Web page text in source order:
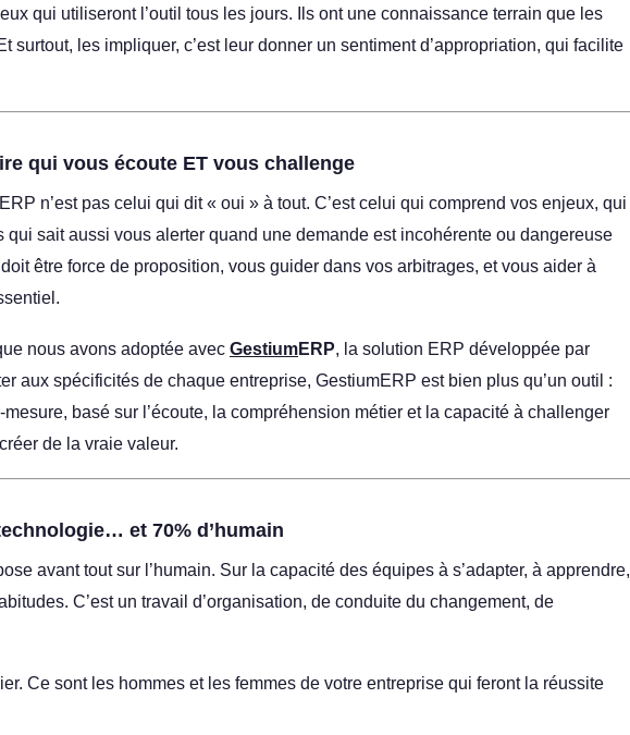
qui utiliseront l’outil tous les jours. Ils ont une connaissance terrain que les
surtout, les impliquer, c’est leur donner un sentiment d’appropriation, qui facilite
qui vous écoute ET vous challenge
n’est pas celui qui dit « oui » à tout. C’est celui qui comprend vos enjeux, qui
qui sait aussi vous alerter quand une demande est incohérente ou dangereuse
être force de proposition, vous guider dans vos arbitrages, et vous aider à
nous avons adoptée avec GestiumERP, la solution ERP développée par
aux spécificités de chaque entreprise, GestiumERP est bien plus qu’un outil :
basé sur l’écoute, la compréhension métier et la capacité à challenger
de la vraie valeur.
et 70% d’humain
avant tout sur l’humain. Sur la capacité des équipes à s’adapter, à apprendre,
C’est un travail d’organisation, de conduite du changement, de
Ce sont les hommes et les femmes de votre entreprise qui feront la réussite